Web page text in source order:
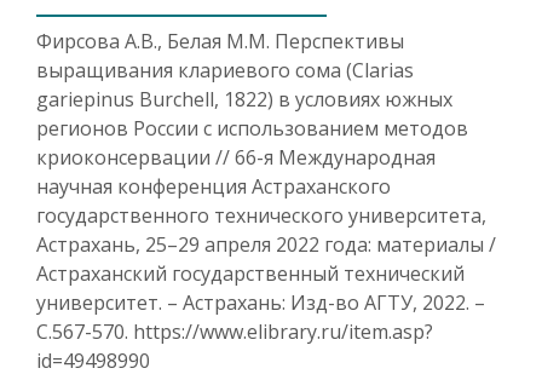
Фирсова А.В., Белая М.М. Перспективы
выращивания клариевого сома (Clarias
gariepinus Burchell, 1822) в условиях южных
регионов России с использованием методов
криоконсервации // 66-я Международная
научная конференция Астраханского
государственного технического университета,
Астрахань, 25–29 апреля 2022 года: материалы /
Астраханский государственный технический
университет. – Астрахань: Изд-во АГТУ, 2022. –
С.567-570. https://www.elibrary.ru/item.asp?
id=49498990